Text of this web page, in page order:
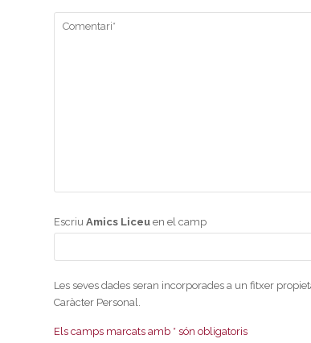
EscriuAmics Liceu en el camp
Les seves dades seran incorporades a un fitxer
Caràcter Personal.
Els camps marcats amb * són obligatoris